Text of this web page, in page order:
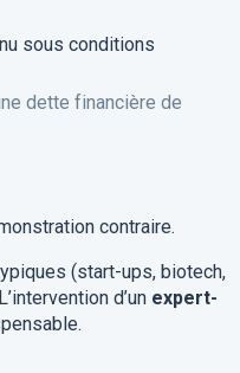
sous conditions
dette financière de
contraire.
(start-ups, biotech,
d’un expert-